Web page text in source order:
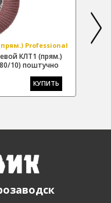
Professional
КЛТ1 (прям.)
10) поштучно
КУПИТЬ